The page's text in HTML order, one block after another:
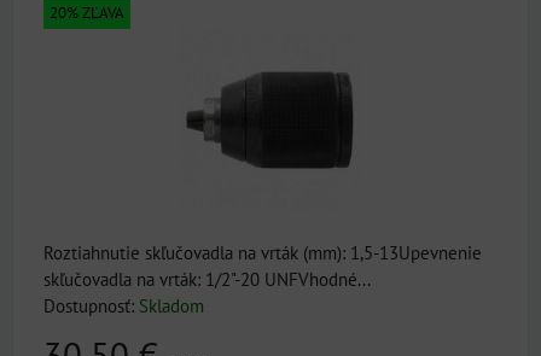
20% ZĽAVA
Roztiahnutie skľučovadla na vrták (mm): 1,5-13Upevnenie
skľučovadla na vrták: 1/2"-20 UNFVhodné...
Dostupnosť: Skladom